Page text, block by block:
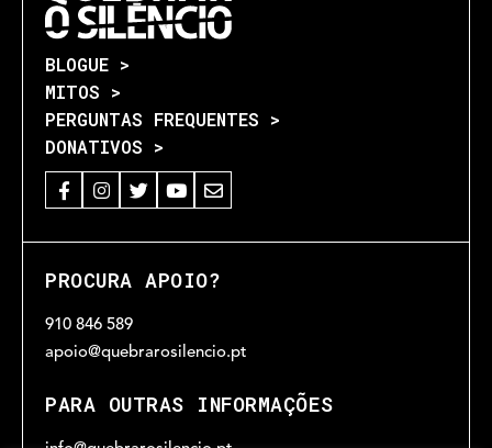
BLOGUE >
MITOS >
PERGUNTAS FREQUENTES >
DONATIVOS >
PROCURA APOIO?
910 846 589
apoio@quebrarosilencio.pt
PARA OUTRAS INFORMAÇÕES